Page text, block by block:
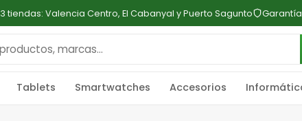
3 tiendas: Valencia Centro, El Cabanyal y Puerto Sagunto
Tablets Smartwatches Accesorios